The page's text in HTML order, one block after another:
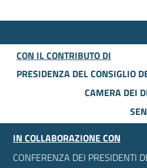
CON IL CONTRIBUTO DI
PRESIDENZA DEL CONSIGLIO
CAMERA DEI
IN COLLABORAZIONE CON
CONFERENZA DEI PRESIDENTI